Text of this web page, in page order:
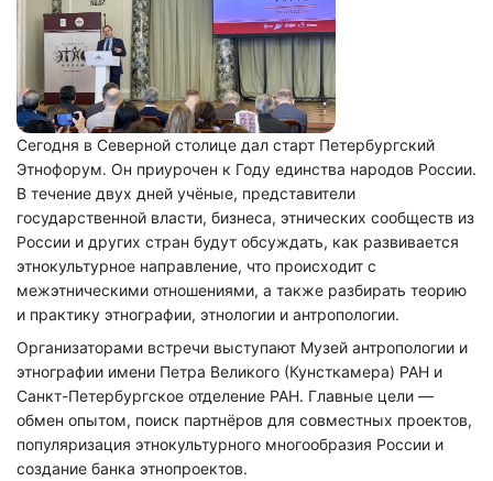
Сегодня в Северной столице дал старт Петербургский
Этнофорум. Он приурочен к Году единства народов России.
В течение двух дней учёные, представители
государственной власти, бизнеса, этнических сообществ из
России и других стран будут обсуждать, как развивается
этнокультурное направление, что происходит с
межэтническими отношениями, а также разбирать теорию
и практику этнографии, этнологии и антропологии.
Организаторами встречи выступают Музей антропологии и
этнографии имени Петра Великого (Кунсткамера) РАН и
Санкт-Петербургское отделение РАН. Главные цели —
обмен опытом, поиск партнёров для совместных проектов,
популяризация этнокультурного многообразия России и
создание банка этнопроектов.